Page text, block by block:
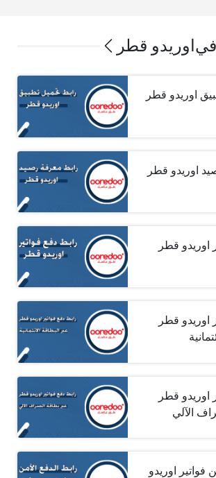
في اوريدو قطر
اوريدو قطر
اوريدو قطر
اوريدو قطر
اوريدو قطر
اوريدو قطر
الآلي
فواتير اوريدو